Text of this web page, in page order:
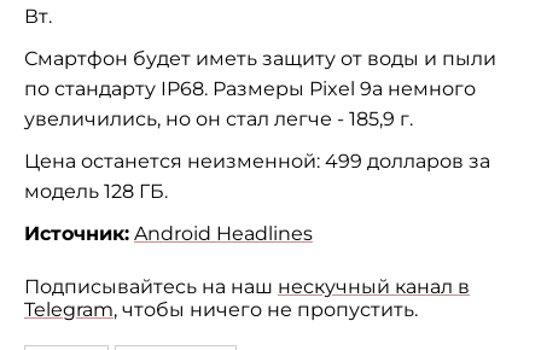
Вт.
Смартфон будет иметь защиту от воды и пыли
по стандарту IP68. Размеры Pixel 9a немного
увеличились, но он стал легче - 185,9 г.
Цена останется неизменной: 499 долларов за
модель 128 ГБ.
Источник: Android Headlines
Подписывайтесь на наш нескучный канал в
Telegram, чтобы ничего не пропустить.